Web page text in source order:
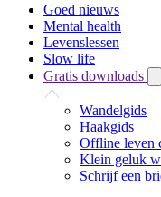
Goed nieuws
Mental health
Levenslessen
Slow life
Gratis downloads
Wandelgids
Haakgids
Offline leven
Klein geluk
Schrijf een